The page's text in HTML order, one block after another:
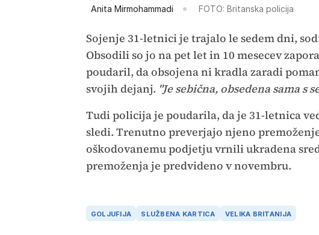
Anita Mirmohammadi FOTO: Britanska policija
Sojenje 31-letnici je trajalo le sedem dni,
Obsodili so jo na pet let in 10 mesecev
poudaril, da obsojena ni kradla zaradi
svojih dejanj. "Je sebična, obsedena sama s
Tudi policija je poudarila, da je 31-letnica
sledi. Trenutno preverjajo njeno
oškodovanemu podjetju vrnili ukradena
premoženja je predvideno v novembru.
GOLJUFIJA SLUŽBENA KARTICA VELIKA BRITANIJA